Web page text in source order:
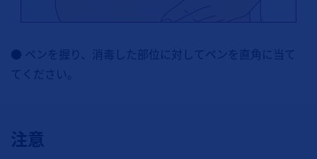
● ペンを握り、消毒した部位に対してペンを直角に当て
てください。
注意